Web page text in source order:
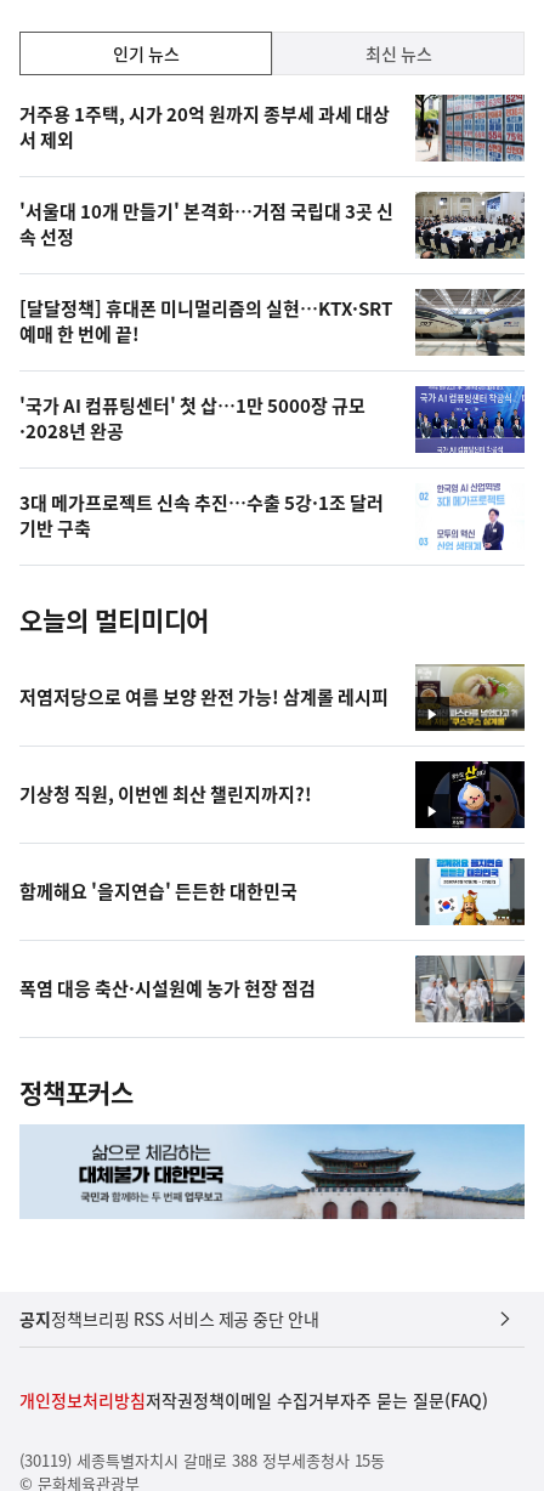
락
기,
최
신,
오
늘
의
영
상
오
의
사
진
인기 뉴스 최신 뉴스
기
뉴
스
거주용 1주택, 시가 20억 원까지 종부세 과세 대상
서 제외
'서울대 10개 만들기' 본격화…거점 국립대 3곳 신
속 선정
[달달정책] 휴대폰 미니멀리즘의 실현…KTX·SRT
예매 한 번에 끝!
'국가 AI 컴퓨팅센터' 첫 삽…1만 5000장 규모
·2028년 완공
3대 메가프로젝트 신속 추진…수출 5강·1조 달러
기반 구축
오늘의 멀티미디어
영
상
저염저당으로 여름 보양 완전 가능! 삼계롤 레시피
영
상
기상청 직원, 이번엔 최산 챌린지까지?!
함께해요 '을지연습' 든든한 대한민국
폭염 대응 축산·시설원예 농가 현장 점검
정책포커스
공지정책브리핑 RSS 서비스 제공 중단 안내
개인정보처리방침저작권정책이메일 수집거부자주 묻는 질문(FAQ)
(30119) 세종특별자치시 갈매로 388 정부세종청사 15동
© 문화체육관광부